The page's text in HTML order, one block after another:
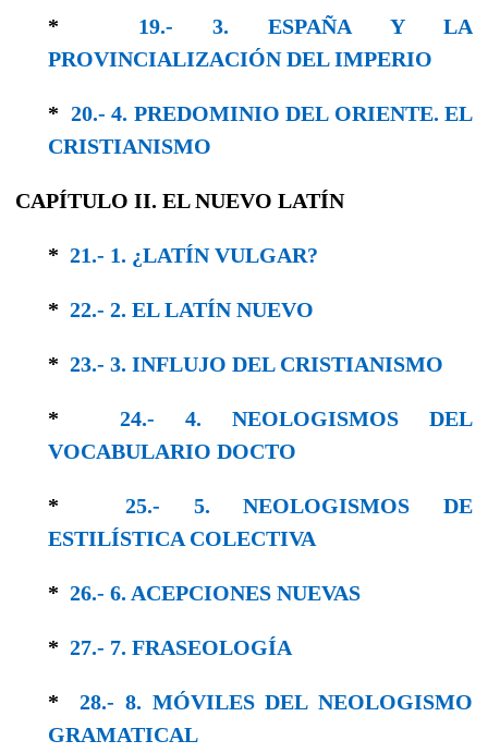
* 19.- 3. ESPAÑA Y LA
PROVINCIALIZACIÓN DEL IMPERIO
* 20.- 4. PREDOMINIO DEL ORIENTE. EL
CRISTIANISMO
CAPÍTULO II. EL NUEVO LATÍN
* 21.- 1. ¿LATÍN VULGAR?
* 22.- 2. EL LATÍN NUEVO
* 23.- 3. INFLUJO DEL CRISTIANISMO
* 24.- 4. NEOLOGISMOS DEL
VOCABULARIO DOCTO
*25.- 5. NEOLOGISMOS DE
ESTILÍSTICA COLEC­TIVA
* 26.- 6. ACEPCIONES NUEVAS
* 27.- 7. FRASEOLOGÍA
*28.- 8. MÓVILES DEL NEOLOGISMO
GRAMA­TICAL